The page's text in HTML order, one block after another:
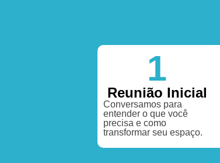
1
Reunião Inicial
Conversamos para
entender o que você
precisa e como
transformar seu espaço.